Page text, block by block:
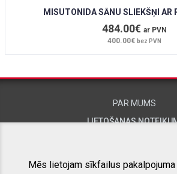
MISUTONIDA SĀNU SLIEKŠŅI AR
484.00€ ar PVN
400.00€ bez PVN
PAR MUMS
LIETOŠANAS
Mēs lietojam sīkfailus pakalpojuma